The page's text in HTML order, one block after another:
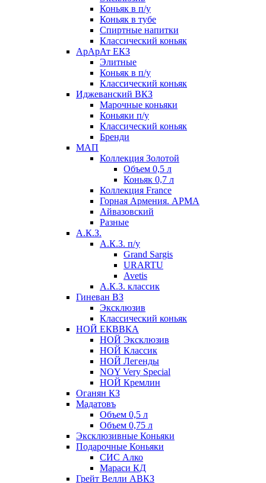
Коньяк в п/у
Коньяк в тубе
Спиртные напитки
Классический коньяк
АрАрАт ЕКЗ
Элитные
Коньяк в п/у
Классический коньяк
Иджеванский ВКЗ
Марочные коньяки
Коньяки п/у
Классический коньяк
Бренди
МАП
Коллекция Золотой
Объем 0,5 л
Коньяк 0,7 л
Коллекция France
Горная Армения. АРМА
Айвазовский
Разные
А.К.З.
А.К.З. п/у
Grand Sargis
URARTU
Avetis
А.К.З. классик
Гиневан ВЗ
Эксклюзив
Классический коньяк
НОЙ ЕКВВКА
НОЙ Эксклюзив
НОЙ Классик
НОЙ Легенды
NOY Very Speсial
НОЙ Кремлин
Оганян КЗ
Мадатовъ
Объем 0,5 л
Объем 0,75 л
Эксклюзивные Коньяки
Подарочные Коньяки
СИС Алко
Мараси КД
Грейт Велли АВКЗ